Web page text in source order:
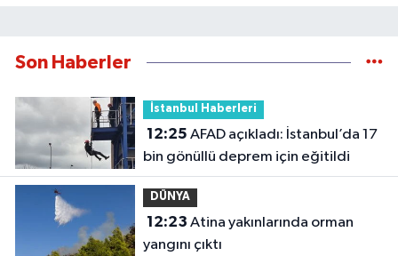
Son Haberler
İstanbul Haberleri
12:25
bin gönüllü deprem için eğitildi
DÜNYA
12:23
yangını çıktı